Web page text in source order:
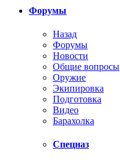
Форумы
Назад
Форумы
Новости
Общие вопросы
Оружие
Экипировка
Подготовка
Видео
Барахолка
Спецназ